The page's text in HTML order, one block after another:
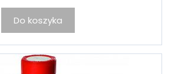
Do koszyka